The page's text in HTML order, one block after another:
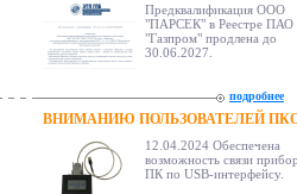
Предквалификация ООО
"ПАРСЕК" в Реестре ПАО
"Газпром" продлена до
30.06.2027.
подробнее
ВНИМАНИЮ ПОЛЬЗОВАТЕЛЕЙ
12.04.2024 Обеспечена
возможность связи
ПК по USB-интерфейсу.